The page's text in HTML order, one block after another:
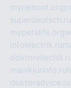
myremont.org
superdeutsch.ru
mypetslife.org
infoelectrik.ru
manikjurinfo.ru
doktoradvice.ru